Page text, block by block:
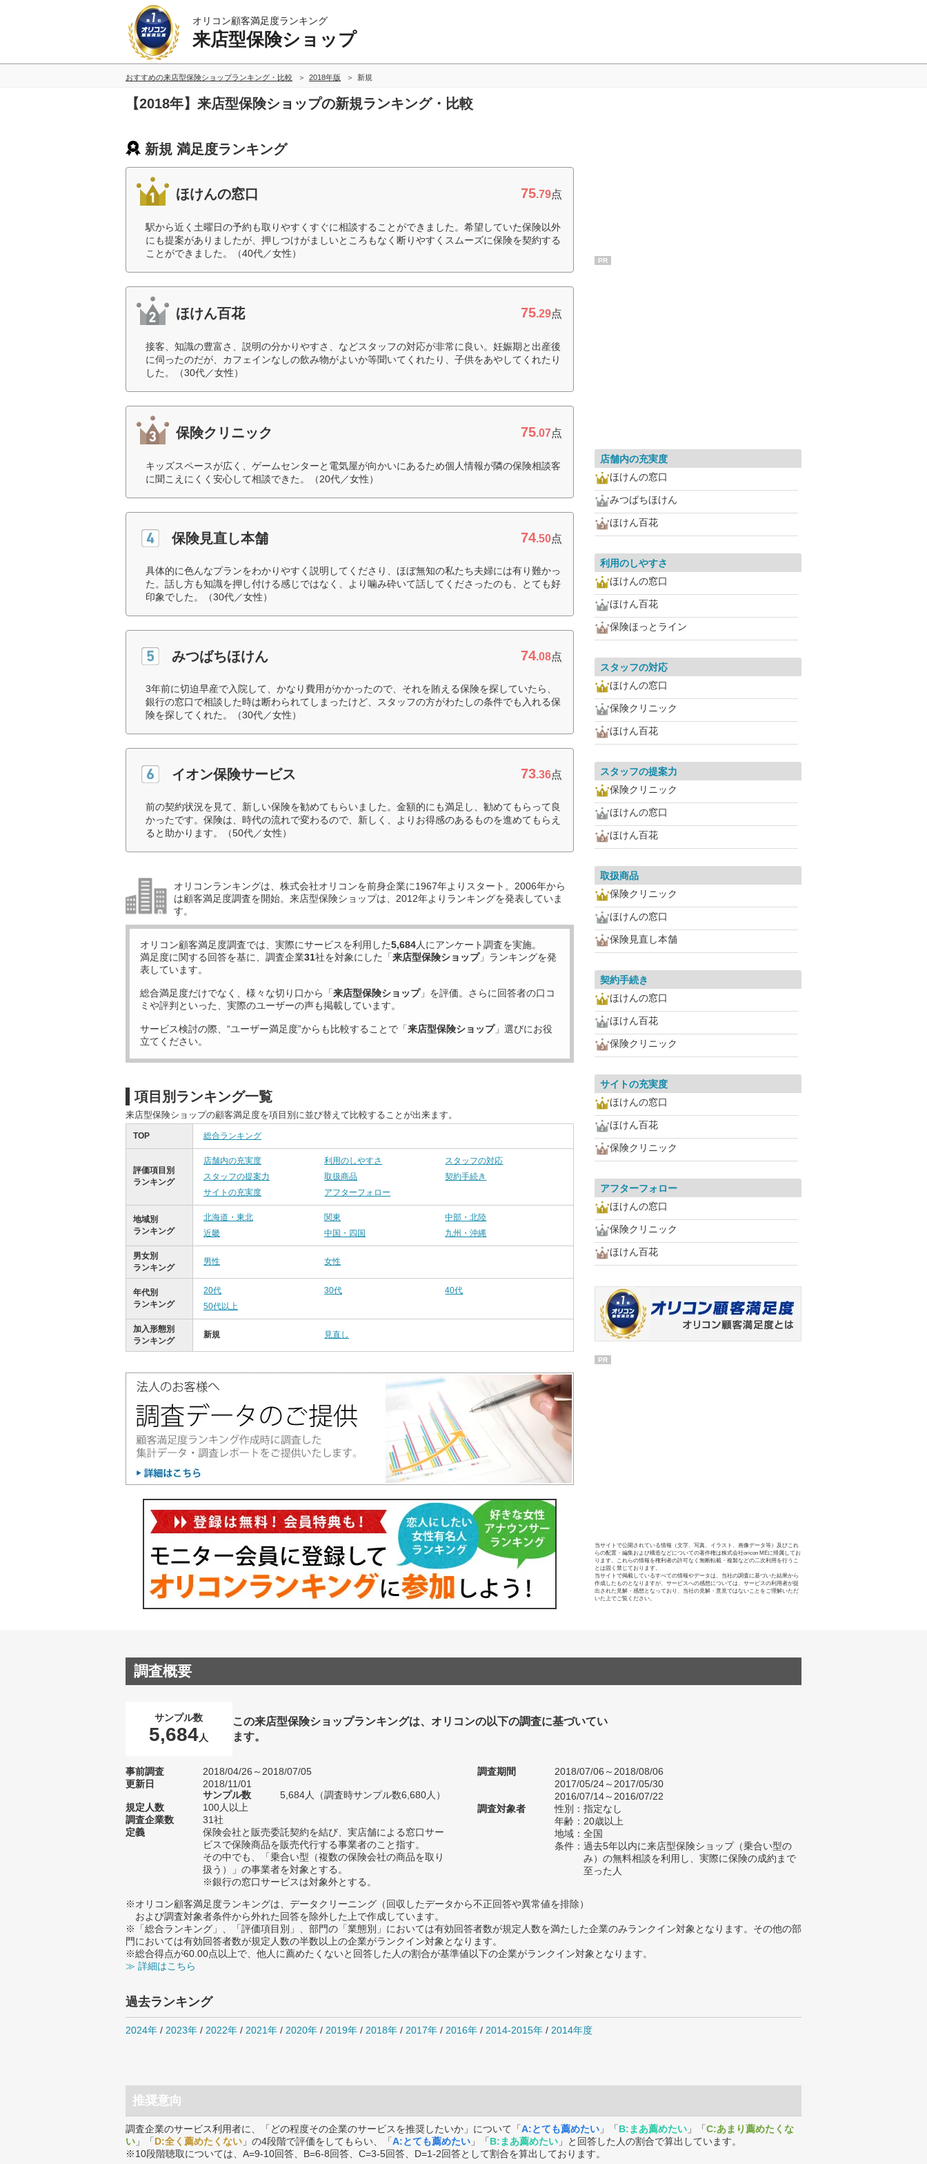
オリコン顧客満足度ランキング
来店型保険ショップ
おすすめの来店型保険ショップランキング・比較 2018年版 新規
【2018年】来店型保険ショップの新規ランキング・比較
新規 満足度ランキング
ほけんの窓口 75.79点
駅から近く土曜日の予約も取りやすくすぐに相談することができました。希望していた保険以外
にも提案がありましたが、押しつけがましいところもなく断りやすくスムーズに保険を契約する
ことができました。（40代／女性）
ほけん百花 75.29点
接客、知識の豊富さ、説明の分かりやすさ、などスタッフの対応が非常に良い。妊娠期と出産後
に伺ったのだが、カフェインなしの飲み物がよいか等聞いてくれたり、子供をあやしてくれたり
した。（30代／女性）
保険クリニック 75.07点
キッズスペースが広く、ゲームセンターと電気屋が向かいにあるため個人情報が隣の保険相談客
に聞こえにくく安心して相談できた。（20代／女性）
保険見直し本舗 74.50点
具体的に色んなプランをわかりやすく説明してくださり、ほぼ無知の私たち夫婦には有り難かっ
た。話し方も知識を押し付ける感じではなく、より噛み砕いて話してくださったのも、とても好
印象でした。（30代／女性）
みつばちほけん 74.08点
3年前に切迫早産で入院して、かなり費用がかかったので、それを賄える保険を探していたら、
銀行の窓口で相談した時は断わられてしまったけど、スタッフの方がわたしの条件でも入れる保
険を探してくれた。（30代／女性）
イオン保険サービス 73.36点
前の契約状況を見て、新しい保険を勧めてもらいました。金額的にも満足し、勧めてもらって良
かったです。保険は、時代の流れで変わるので、新しく、よりお得感のあるものを進めてもらえ
ると助かります。（50代／女性）
オリコンランキングは、株式会社オリコンを前身企業に1967年よりスタート。2006年から
は顧客満足度調査を開始。来店型保険ショップは、2012年よりランキングを発表していま
す。
オリコン顧客満足度調査では、実際にサービスを利用した5,684人にアンケート調査を実施。
満足度に関する回答を基に、調査企業31社を対象にした「来店型保険ショップ」ランキングを発
表しています。
総合満足度だけでなく、様々な切り口から「来店型保険ショップ」を評価。さらに回答者の口コ
ミや評判といった、実際のユーザーの声も掲載しています。
サービス検討の際、“ユーザー満足度”からも比較することで「来店型保険ショップ」選びにお役
立てください。
項目別ランキング一覧
来店型保険ショップの顧客満足度を項目別に並び替えて比較することが出来ます。
TOP 総合ランキング
評価項目別
ランキング
店舗内の充実度 利用のしやすさ
スタッフの対応
スタッフの提案力
取扱商品
契約手続き
サイトの充実度
アフターフォロー
地域別
ランキング
北海道・東北 関東
中部・北陸
近畿
中国・四国 九州・沖縄
男女別
ランキング
男性 女性
年代別
ランキング
20代 30代
40代
50代以上
加入形態別
ランキング
新規 見直し
PR
店舗内の充実度
ほけんの窓口
みつばちほけん
ほけん百花
利用のしやすさ
ほけんの窓口
ほけん百花
保険ほっとライン
スタッフの対応
ほけんの窓口
保険クリニック
ほけん百花
スタッフの提案力
保険クリニック
ほけんの窓口
ほけん百花
取扱商品
保険クリニック
ほけんの窓口
保険見直し本舗
契約手続き
ほけんの窓口
ほけん百花
保険クリニック
サイトの充実度
ほけんの窓口
ほけん百花
保険クリニック
アフターフォロー
ほけんの窓口
保険クリニック
ほけん百花
PR
当サイトで公開されている情報（文字、写真、イラスト、画像データ等）及びこれ
らの配置・編集および構造などについての著作権は株式会社oricon MEに帰属してお
ります。これらの情報を権利者の許可なく無断転載・複製などの二次利用を行うこ
とは固く禁じております。
当サイトで掲載しているすべての情報やデータは、当社の調査に基づいた結果から
作成したものとなりますが、サービスへの感想については、サービスの利用者が提
出された見解・感想となっており、当社の見解・意見ではないことをご理解いただ
いた上でご覧ください。
調査概要
サンプル数
5,684人
この来店型保険ショップランキングは、オリコンの以下の調査に基づいてい
ます。
事前調査
2018/04/26～2018/07/05
更新日
2018/11/01
サンプル数
5,684人（調査時サンプル数6,680人）
規定人数
100人以上
調査企業数
31社
定義
保険会社と販売委託契約を結び、実店舗による窓口サー
ビスで保険商品を販売代行する事業者のこと指す。
その中でも、「乗合い型（複数の保険会社の商品を取り
扱う）」の事業者を対象とする。
※銀行の窓口サービスは対象外とする。
調査期間
2018/07/06～2018/08/06
2017/05/24～2017/05/30
2016/07/14～2016/07/22
調査対象者
性別：指定なし
年齢：20歳以上
地域：全国
条件：過去5年以内に来店型保険ショップ（乗合い型の
み）の無料相談を利用し、実際に保険の成約まで
至った人
※オリコン顧客満足度ランキングは、データクリーニング（回収したデータから不正回答や異常値を排除）
および調査対象者条件から外れた回答を除外した上で作成しています。
※「総合ランキング」、「評価項目別」、部門の「業態別」においては有効回答者数が規定人数を満たした企業のみランクイン対象となります。その他の部
門においては有効回答者数が規定人数の半数以上の企業がランクイン対象となります。
※総合得点が60.00点以上で、他人に薦めたくないと回答した人の割合が基準値以下の企業がランクイン対象となります。
≫ 詳細はこちら
過去ランキング
2024年 / 2023年 / 2022年 / 2021年 / 2020年 / 2019年 / 2018年 / 2017年 / 2016年 / 2014-2015年 / 2014年度
推奨意向
調査企業のサービス利用者に、「どの程度その企業のサービスを推奨したいか」について「A:とても薦めたい 」「B:まあ薦めたい 」「C:あまり薦めたくな
い 」「D:全く薦めたくない 」の4段階で評価をしてもらい、「A:とても薦めたい 」「B:まあ薦めたい 」と回答した人の割合で算出しています。
※10段階聴取については、A=9-10回答、B=6-8回答、C=3-5回答、D=1-2回答として割合を算出しております。